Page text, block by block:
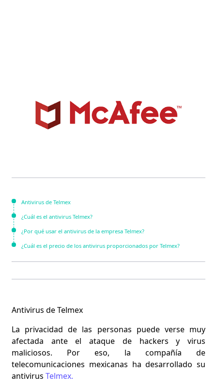
Antivirus de Telmex
¿Cuál es el antivirus Telmex?
¿Por qué usar el antivirus de la empresa Telmex?
¿Cuál es el precio de los antivirus proporcionados por Telmex?
Antivirus de Telmex
La privacidad de las personas puede verse muy
afectada ante el ataque de hackers y virus
maliciosos. Por eso, la compañía de
telecomunicaciones mexicanas ha desarrollado su
antivirus Telmex.